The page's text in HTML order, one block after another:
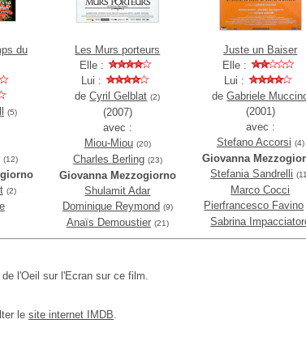
du
(5)
(12)
(2)
Les Murs porteurs
Elle :
Lui :
deCyril Gelblat (2)
(2007)
avec :
Miou-Miou (20)
Charles Berling (23)
Giovanna Mezzogiorno
Shulamit Adar
Dominique Reymond (9)
Anaïs Demoustier (21)
Juste un Baiser
Elle :
Lui :
deGabriele
(2001)
avec :
Stefano Accorsi (4)
Giovanna
Stefania Sandrelli
Marco Cocci
Pierfrancesco Favino
Sabrina
l'Oeil sur l'Ecran sur ce film.
le site internet IMDB.